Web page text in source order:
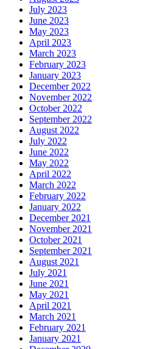
July 2023
June 2023
May 2023
April 2023
March 2023
February 2023
January 2023
December 2022
November 2022
October 2022
September 2022
August 2022
July 2022
June 2022
May 2022
April 2022
March 2022
February 2022
January 2022
December 2021
November 2021
October 2021
September 2021
August 2021
July 2021
June 2021
May 2021
April 2021
March 2021
February 2021
January 2021